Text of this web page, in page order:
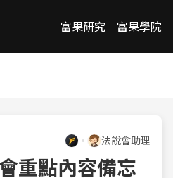
富果研究 富果學院
法說會助理
重點內容備忘